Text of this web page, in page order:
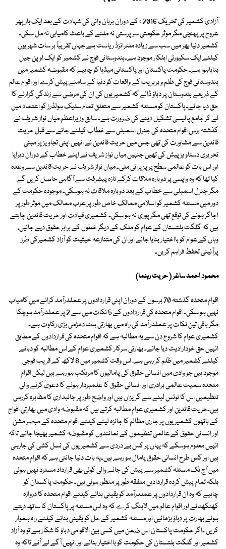
آزادی کشمیر کی تحریک 2016ء کے دوران برہان وانی کی شہادت کے بعد ایک بار پھر
عروج پر پہنچی مگر موثر حکومتی سرپرستی نہ ملنے کے باعث کامیابی نہ مل سکی۔
کشمیر دنیا بھر میں سب سے زیادہ ملٹرائزڈ ریاست ہے جہاں تقریباً ہر سات شہریوں
کیلئے ایک سکیورٹی اہلکار موجود ہے۔ہندوستانی فوج نے کشمیر کو ایک اوپن جیل
بنایاہوا ہے۔ حکومت پاکستان اور پاکستانی میڈیا کو چاہیے کہ مقبوضہ کشمیر میں
ہندوستانی فوج کی ظلم و بربریت کے واقعات کو دنیا کے سامنے پیش کرے اور اقوام عالم
کے ذریعے ہندوستان پر دباؤ ڈالے کہ کشمیریوں کی ان کی مرضی سے زندگی گزارنے کا
حق دیا جائے۔پاکستان کو مسئلہ کشمیر سے متعلق تمام سٹیک ہولڈرز کو اعتماد میں
لے کر جامع پالیسی تشکیل دینے کی ضرورت ہے۔ سابق وزیراعظم میاں نواز شریف نے
گذشتہ برس اقوام متحدہ کی جنرل اسمبلی سے خطاب کیلئے جانے سے قبل حریت
قائدین سے مشاورت کی تھی جس میں حریت قائدین نے انہیں اپنی تجاویز پر مبنی
تحریری دستاویز پیش کی تھیں جنہیں میاں نواز شریف نے اپنے خطاب کے دوران دہرایا
اور اس بات کو عالمی سطح پر پزیرائی ملی۔ میاں نواز شریف نے حریت قائدین سے وعدہ
کیا تھا کہ وہ واپسی پر دوبارہ ملاقات کرکے تازہ پیشرفت سے آگاہی حاصل کریں گے
مگر جنرل اسمبلی سے خطاب کے بعد دوبارہ ملاقات نہ ہوسکی۔ موجودہ حکومت کے
دور میں مسئلہ کشمیر کو اسلامی ممالک خاص طور پر عرب ممالک میں موثر طورپر
اجاگر ہونے کی توقع تھی مگر پوری نہ ہو سکی۔ کشمیری قیادت اور حریت قائدین چاہتے
ہیں کہ گلگت بلتستان کے عوام کو ملک کے دیگر خطوں کے برابر حقوق دیے جائیں،
وہاں کے عوام کو بااختیار بنایا جائے اور ان کی متنازعہ حیثیت کو آزاد کشمیرکی طرز
پرآئینی تحفظ فراہم کریں۔
محمود احمد ساغر ( حریت رہنما)
اقوام متحدہ گذشتہ 70 برسوں کے دوران اپنی قراردادوں پر عملدرآمد کرانے میں کامیاب
نہیں ہو سکی۔ اقوام متحدہ کی قراردادوں کے 5 نکات میں سے 2 پر عملدرآمد ہوچکا
مگر باقی تین نکات پر عملدرآمد کی راہ میں بھارتی ہٹ دھڑمی بڑی رکاوٹ ہے۔
کشمیری عوام کا شروع دن سے یہ مطالبہ ہے کہ اقوام متحدہ کی قراردادوں کے مطابق
انہیں حق خودارادیت دیا جائے۔ بھارتی سرکار کشمیری عوام کے اس مطالبہ کو دبانے
کیلئے کشمیر میں ظلم کر رہی ہے، اس وقت کشمیر میں 8 لاکھ کے قریب فوجی
موجود ہیں جو وادی میں انسانی حقوق کی پامالیوں کا مرتکب ہو رہے ہیں لیکن اقوام
متحدہ سمیت عالمی برادری اور انسانی حقوق کا علمبردار ہونے کا دعویٰ کرنے والی
تنظیمیں اس کا نوٹس لینے سے گریزاں ہیں اور واضح طور پر جانبداری کا مظاہرہ کررہی
ہیں۔حریت قائدین اور کشمیری عوام مطالبہ کرتے ہیں کہ مقبوضہ وادی میں بھارتی افواج
کے ہاتھوں کشمیریوں پر جاری مظالم کا جائزہ لینے کیلئے اقوام متحدہ کے مبصر مشن
اور انسانی حقوق کے عالمی تنظیموں کے نمائندوں کو مقبوضہ کشمیر بھیجا جائے تاکہ
انہیں معلوم ہوسکے کہ یہاں پر کس بے دردی سے کشمیریوں کی نسل کشی کی جارہی
ہیں اور کس طرح انسانی حقوق پامال ہو رہے ہیں۔یہ بات دنیا جانتی ہے کہ اقوام متحدہ
میں آج تک مسئلہ کشمیر سے پیش کی جانے والی کوئی بھی قرارداد مسترد نہیں ہوئی
بلکہ تمام پیش کردہ قراردادیں متفقہ طور پر منظور ہوئی ہیں۔ حکومت پاکستان کو
چاہیے کہ وہ ان قراردادوں پر عملدرآمد کو یقینی بنانے کیلئے اقوام متحدہ کا دروازہ
کھٹکھٹائے اور اقوام عالم میں لابنگ کرے کہ وہ اس مسئلہ پر پاکستان کا ساتھ دیتے
ہوئے بھارت پر دباؤ بڑھائیں اور مسئلہ کشمیر کے حل کو یقینی بنانے کیلئے راہ ہموار
کریں ۔اگر حکومت پاکستان اس ضمن میں کسی بین الاقوامی دباؤ کا شکار ہے تو وہ آزاد
کشمیر اور گلگت بلتستان کی حکومت کو بااختیار بنائے اور انہیں آگے لے آئے تاکہ وہ